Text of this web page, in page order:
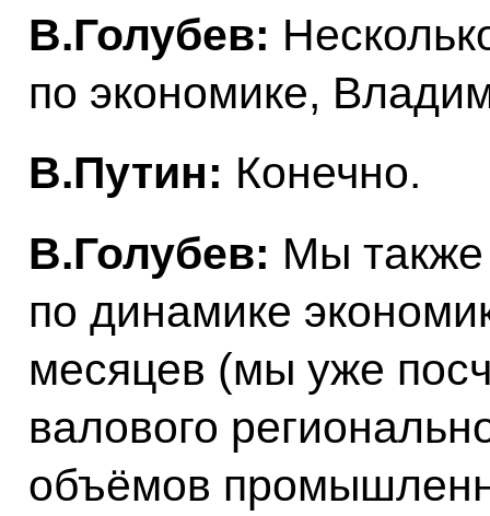
В.Голубев:
по экономике,
В.Путин: Конечно.
В.Голубев: Мы
по динамике
месяцев (мы уже
валового
объёмов